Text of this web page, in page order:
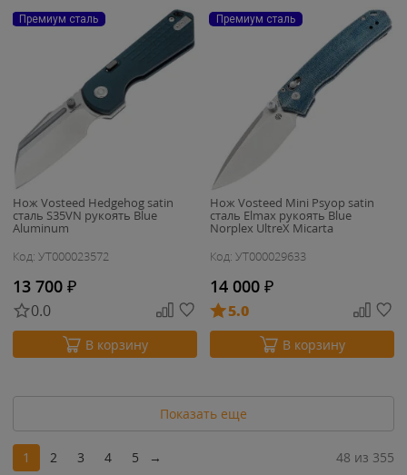
Премиум сталь
Нож Vosteed Hedgehog satin
сталь S35VN рукоять Blue
Aluminum
Код: УТ000023572
13 700 ₽
0.0
В корзину
Премиум сталь
Нож Vosteed Mini Psyop satin
сталь Elmax рукоять Blue
Norplex UltreX Micarta
Код: УТ000029633
14 000 ₽
5.0
В корзину
Показать еще
1 2 3 4 5 → 48 из 355